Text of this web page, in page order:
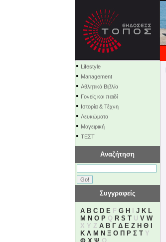
• Lifestyle
• Management
• Αθλητικά Βιβλία
• Γονείς και παιδί
• Ιστορία & Τέχνη
• Λευκώματα
• Μαγειρική
• ΤΕΣΤ
Αναζήτηση
Συγγραφείς
A B C D EF G H J K L
M N O PQ R S TU V W
X Y Z Α Β Γ Δ Ε Ζ Η Θ
Κ Λ Μ Ν Ξ Ο Π Ρ Σ ΤΥ